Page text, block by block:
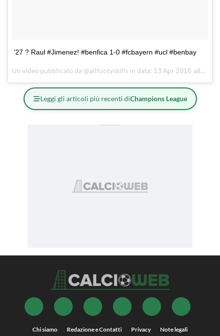
’27 ? Raul #Jimenez! #benfica 1-0 #fcbayern #ucl #benbay
Un video pubblicato da @allfootyskills in data: 13 Apr 2016 alle ore 12:17 PDT
Leggi gli articoli più recenti diChampions League
Chi siamo Redazione e Contatti Privacy Note legali